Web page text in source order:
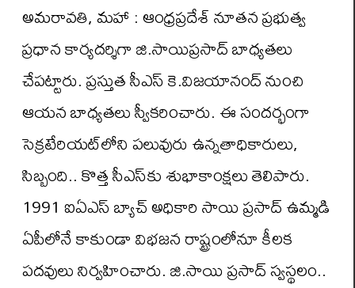
అమరావతి, మహా : ఆంధ్రప్రదేశ్ నూతన ప్రభుత్వ
ప్రధాన కార్యదర్శిగా జి.సాయిప్రసాద్ బాధ్యతలు
చేపట్టారు. ప్రస్తుత సీఎస్ కె.విజయానంద్ నుంచి
ఆయన బాధ్యతలు స్వీకరించారు. ఈ సందర్భంగా
సెక్రటేరియట్‌లోని పలువురు ఉన్నతాధికారులు,
సిబ్బంది.. కొత్త సీఎస్ కు శుభాకాంక్షలు తెలిపారు.
1991 ఐఏఎస్ బ్యాచ్ అధికారి సాయి ప్రసాద్ ఉమ్మడి
ఏపీలోనే కాకుండా విభజన రాష్ట్రంలోనూ కీలక
పదవులు నిర్వహించారు. జి.సాయి ప్రసాద్ స్వస్థలం..